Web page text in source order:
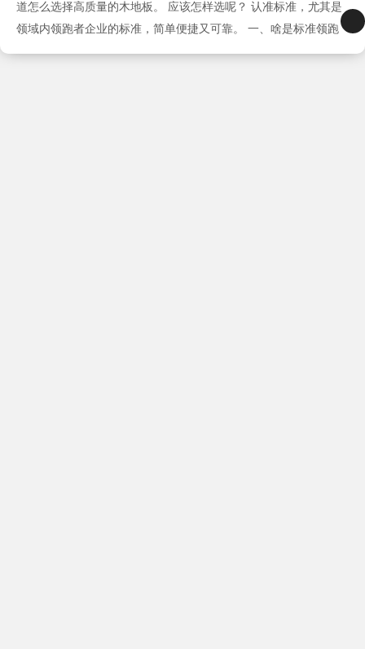
道怎么选择高质量的木地板。 应该怎样选呢？ 认准标准，尤其是
领域内领跑者企业的标准，简单便捷又可靠。 一、啥是标准领跑